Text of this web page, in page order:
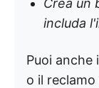
Crea un
includa
Puoi anche
o il